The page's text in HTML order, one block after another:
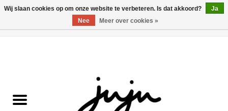
Kledij jongens
Wij slaan cookies op om onze website te verbeteren. Is dat akkoord?
Ja
Nee
Meer over cookies »